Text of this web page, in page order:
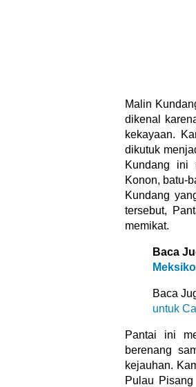
Malin
dikenal
kekayaan.
dikutuk
Kundang ini
Konon, batu-
Kundang
tersebut,
memikat.
Baca
Baca
untuk
Pantai ini
berenang
kejauhan.
Pulau